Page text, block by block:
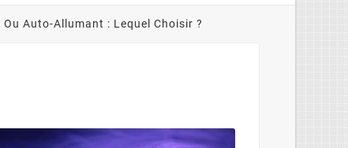
Auto-Allumant : Lequel Choisir ?